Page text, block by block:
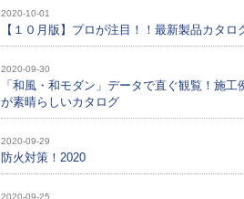
2020-10-01
【１０月版】プロが注目！！最新製品カタロ
2020-09-30
「和風・和モダン」データで直ぐ観覧！施工
が素晴らしいカタログ
2020-09-29
防火対策！2020
2020-09-25